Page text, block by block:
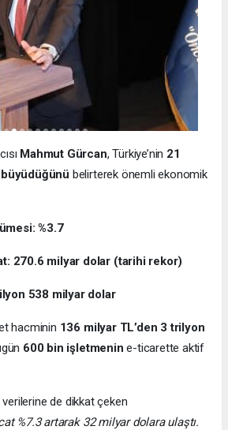
Mahmut Gürcan, Türkiye’nin 21
belirterek önemli ekonomik
%3.7
270.6 milyar dolar (tarihi rekor)
538 milyar dolar
hacminin 136 milyar TL’den 3 trilyon
600 bin işletmenin e-ticarette aktif
verilerine de dikkat çeken
%7.3 artarak 32 milyar dolara ulaştı.